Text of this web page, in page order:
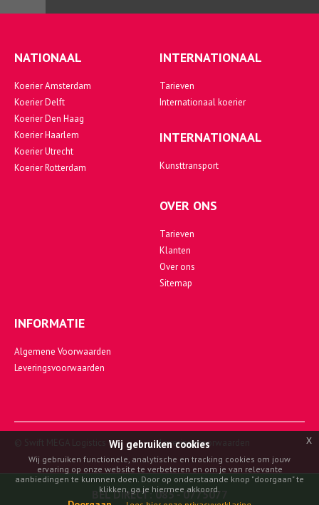
BEL DIRECT:085 - 0775077
NATIONAAL
Koerier Amsterdam
Koerier Delft
Koerier Den Haag
Koerier Haarlem
Koerier Utrecht
Koerier Rotterdam
INTERNATIONAAL
Tarieven
Internationaal koerier
INTERNATIONAAL
Kunsttransport
OVER ONS
Tarieven
Klanten
Over ons
Sitemap
INFORMATIE
Algemene Voorwaarden
Leveringsvoorwaarden
© Swift MEGA Logistics Leveringsvoorwaarden
Wij gebruiken cookies
Wij gebruiken functionele, analytische en tracking cookies om jouw
ervaring op onze website te verbeteren en om je van relevante
aanbiedingen te kunnnen doen. Door op onderstaande knop "doorgaan" te
klikken, ga je hiermee akkoord.
x